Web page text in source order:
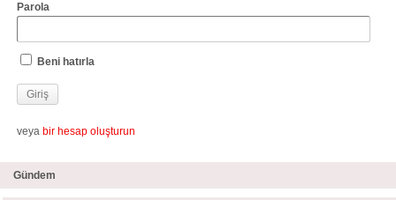
Parola
Beni hatırla
veya bir hesap oluşturun
Gündem